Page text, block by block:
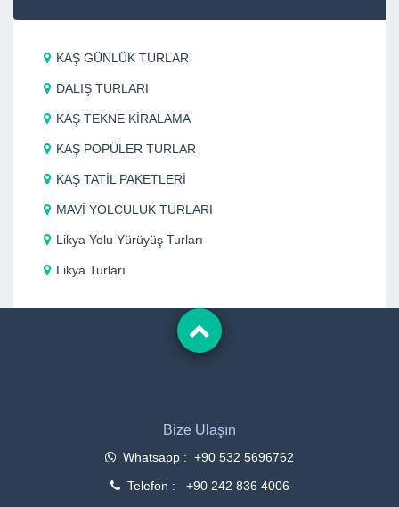
KAŞ GÜNLÜK TURLAR
DALIŞ TURLARI
KAŞ TEKNE KİRALAMA
KAŞ POPÜLER TURLAR
KAŞ TATİL PAKETLERİ
MAVİ YOLCULUK TURLARI
Likya Yolu Yürüyüş Turları
Likya Turları
Bize Ulaşın
Whatsapp : +90 532 5696762
Telefon : +90 242 836 4006